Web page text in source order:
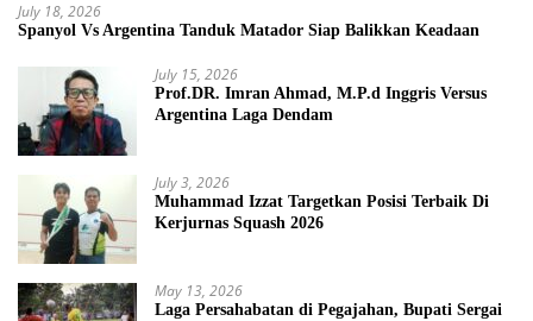
July 18, 2026
Spanyol Vs Argentina Tanduk Matador Siap Balikkan Keadaan
July 15, 2026
Prof.DR. Imran Ahmad, M.P.d Inggris Versus
Argentina Laga Dendam
July 3, 2026
Muhammad Izzat Targetkan Posisi Terbaik Di
Kerjurnas Squash 2026
May 13, 2026
Laga Persahabatan di Pegajahan, Bupati Sergai